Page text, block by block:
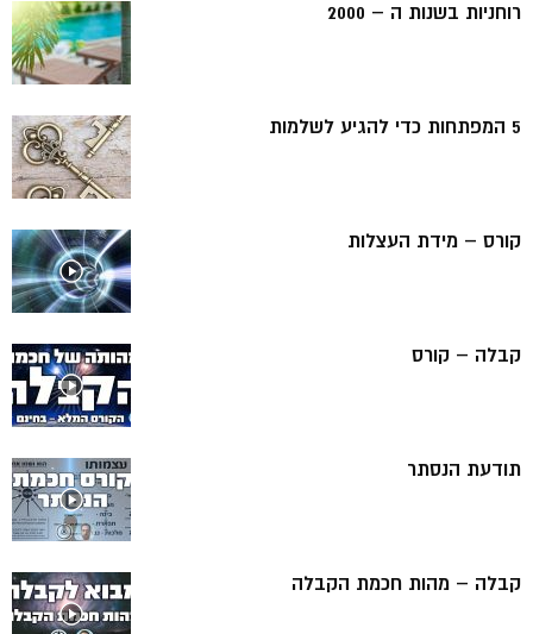
רוחניות בשנות ה – 2000
5 המפתחות כדי להגיע לשלמות
קורס – מידת העצלות
קבלה – קורס
תודעת הנסתר
קבלה – מהות חכמת הקבלה